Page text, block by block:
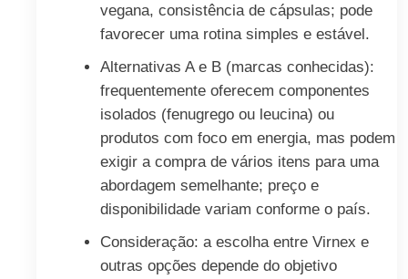
vegana, consistência de cápsulas; pode
favorecer uma rotina simples e estável.
Alternativas A e B (marcas conhecidas):
frequentemente oferecem componentes
isolados (fenugrego ou leucina) ou
produtos com foco em energia, mas podem
exigir a compra de vários itens para uma
abordagem semelhante; preço e
disponibilidade variam conforme o país.
Consideração: a escolha entre Virnex e
outras opções depende do objetivo